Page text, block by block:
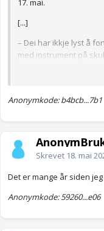
17. mai.
[...]
– Dei har ikkje lyst å
med instrument på
Anonymkode: b4bcb...7b1
Skrevet 18. mai
Det er mange år siden
Anonymkode: 59260...e06